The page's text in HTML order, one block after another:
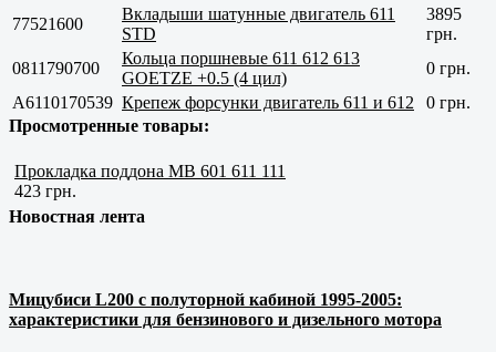
77521600
Вкладыши шатунные двигатель 611
STD
3895
грн.
0811790700
Кольца поршневые 611 612 613
GOETZE +0.5 (4 цил)
0 грн.
A6110170539 Крепеж форсунки двигатель 611 и 612
0 грн.
Просмотренные товары:
Прокладка поддона МВ 601 611 111
423 грн.
Новостная лента
Мицубиси L200 с полуторной кабиной 1995-2005:
характеристики для бензинового и дизельного мотора